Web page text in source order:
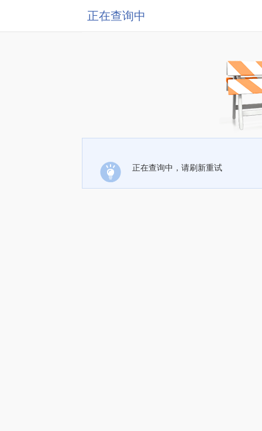
正在查询中
正在查询中，请刷新重试